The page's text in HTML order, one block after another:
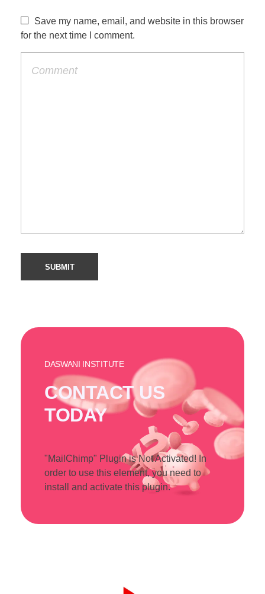
Save my name, email, and website in this browser
for the next time I comment.
DASWANI INSTITUTE
CONTACT US
TODAY
"MailChimp" Plugin is Not Activated! In
order to use this element, you need to
install and activate this plugin.